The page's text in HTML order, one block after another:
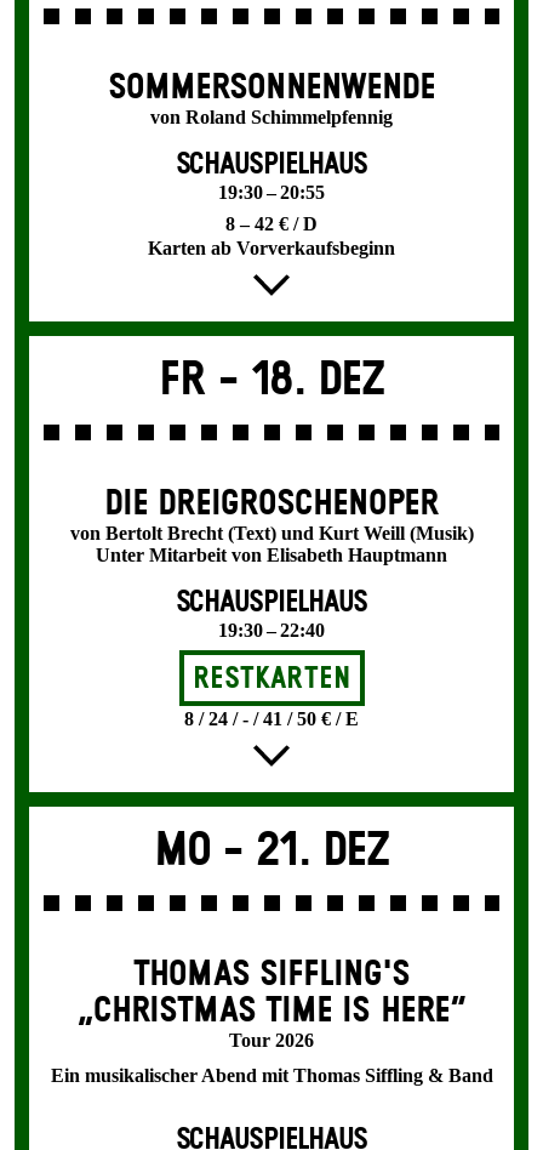
SOMMER­SONNEN­WENDE
von Roland Schimmelpfennig
SCHAUSPIELHAUS
19:30 – 20:55
8 – 42 € / D
Karten ab Vorverkaufsbeginn
Fr - 18. Dez
DIE DREI­GROSCHEN­OPER
von Bertolt Brecht (Text) und Kurt Weill (Musik)
Unter Mitarbeit von Elisabeth Hauptmann
SCHAUSPIELHAUS
19:30 – 22:40
Restkarten
8 / 24 / - / 41 / 50 € / E
Mo - 21. Dez
THOMAS SIFFLING'S
„CHRISTMAS TIME IS HERE“
Tour 2026
Ein musikalischer Abend mit Thomas Siffling & Band
SCHAUSPIELHAUS